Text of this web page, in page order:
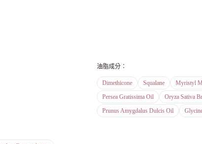
油脂成分 ：
Dimethicone Squalane
Myristyl
Persea Gratissima Oil
Oryza Sativa
Prunus Amygdalus Dulcis Oil